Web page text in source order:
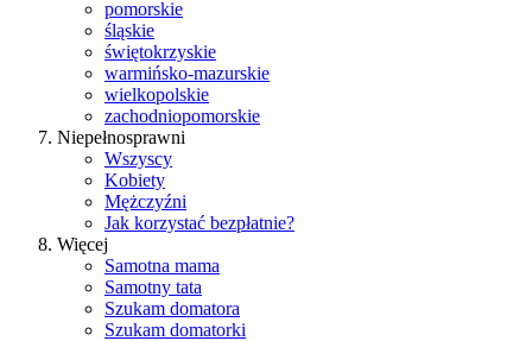
pomorskie
śląskie
świętokrzyskie
warmińsko-mazurskie
wielkopolskie
zachodniopomorskie
Niepełnosprawni
Wszyscy
Kobiety
Mężczyźni
Jak korzystać bezpłatnie?
Więcej
Samotna mama
Samotny tata
Szukam domatora
Szukam domatorki